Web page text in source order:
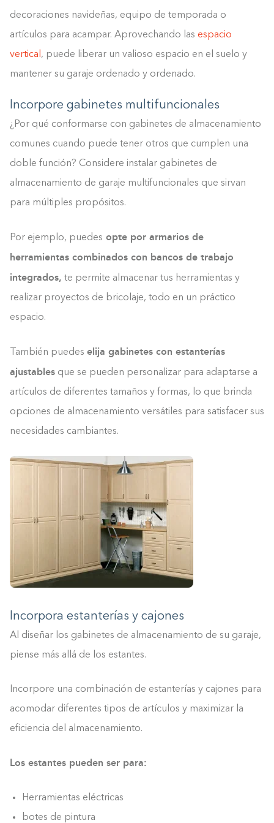
decoraciones navideñas, equipo de temporada o
artículos para acampar. Aprovechando las espacio
vertical , puede liberar un valioso espacio en el suelo y
mantener su garaje ordenado y ordenado.
Incorpore gabinetes multifuncionales
¿Por qué conformarse con gabinetes de almacenamiento
comunes cuando puede tener otros que cumplen una
doble función? Considere instalar gabinetes de
almacenamiento de garaje multifuncionales que sirvan
para múltiples propósitos.
Por ejemplo, puedes opte por armarios de
herramientas combinados con bancos de trabajo
integrados, te permite almacenar tus herramientas y
realizar proyectos de bricolaje, todo en un práctico
espacio.
También puedes elija gabinetes con estanterías
ajustables que se pueden personalizar para adaptarse a
artículos de diferentes tamaños y formas, lo que brinda
opciones de almacenamiento versátiles para satisfacer sus
necesidades cambiantes.
Incorpora estanterías y cajones
Al diseñar los gabinetes de almacenamiento de su garaje,
piense más allá de los estantes.
Incorpore una combinación de estanterías y cajones para
acomodar diferentes tipos de artículos y maximizar la
eficiencia del almacenamiento.
Los estantes pueden ser para:
Herramientas eléctricas
botes de pintura